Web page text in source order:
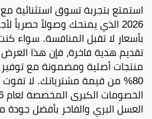
استمتع بتجربة تسوق استثنائية
2026 الذي يمنحك وصولاً حصرياً
بأسعار لا تقبل المنافسة. سواء
تقديم هدية فاخرة، فإن هذا
منتجات أصلية ومضمونة مع
80% من قيمة مشترياتك. لا
العسل البري والفاخر بأفضل